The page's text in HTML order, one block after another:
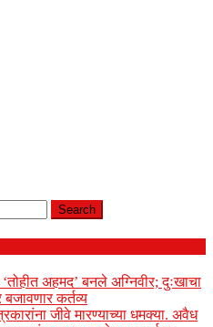
‘तोहीत अहमद’ बनले अग्निवीर; दुःखाचा
कर्तव्य
जीवे मारण्याच्या धमक्या. अवैध